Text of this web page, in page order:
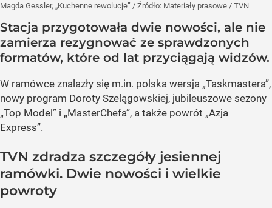
Magda Gessler, „Kuchenne rewolucje” / Źródło: Materiały prasowe / TVN
Stacja przygotowała dwie nowości, ale nie
zamierza rezygnować ze sprawdzonych
formatów, które od lat przyciągają widzów.
W ramówce znalazły się m.in. polska wersja „Taskmastera”,
nowy program Doroty Szelągowskiej, jubileuszowe sezony
„Top Model” i „MasterChefa”, a także powrót „Azja
Express”.
TVN zdradza szczegóły jesiennej
ramówki. Dwie nowości i wielkie
powroty